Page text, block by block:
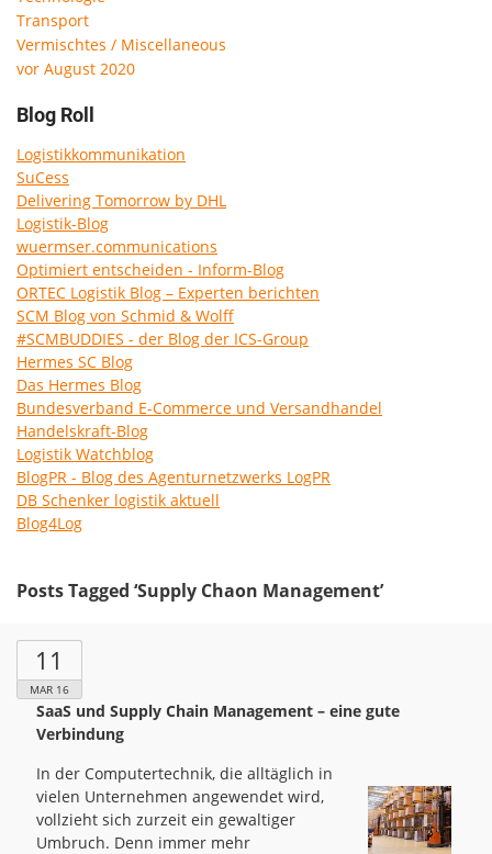
Transport
Vermischtes / Miscellaneous
vor August 2020
Blog Roll
Logistikkommunikation
SuCess
Delivering Tomorrow by DHL
Logistik-Blog
wuermser.communications
Optimiert entscheiden - Inform-Blog
ORTEC Logistik Blog – Experten berichten
SCM Blog von Schmid & Wolff
#SCMBUDDIES - der Blog der ICS-Group
Hermes SC Blog
Das Hermes Blog
Bundesverband E-Commerce und Versandhandel
Handelskraft-Blog
Logistik Watchblog
BlogPR - Blog des Agenturnetzwerks LogPR
DB Schenker logistik aktuell
Blog4Log
Posts Tagged ‘Supply Chaon Management’
11
MAR 16
SaaS und Supply Chain Management – eine gute
Verbindung
In der Computertechnik, die alltäglich in
vielen Unternehmen angewendet wird,
vollzieht sich zurzeit ein gewaltiger
Umbruch. Denn immer mehr